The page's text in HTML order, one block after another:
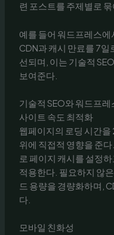
련 포스트를 주제별로
예를 들어 워드프레스
CDN과 캐시 만료를 7일
선되며, 이는 기술적
보여준다.
기술적 SEO와 워드프레
사이트 속도 최적화
웹페이지의 로딩 시간을
위에 직접적 영향을 준
로 페이지 캐시를 설정
적용한다. 필요하지 않
드 용량을 경량화하며,
다.
모바일 친화성